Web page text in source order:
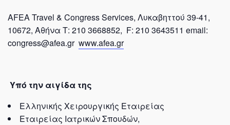
AFEA Travel & Congress Services, Λυκαβηττού 39-41,
10672, Αθήνα Τ: 210 3668852, F: 210 3643511 email:
congress@afea.gr www.afea.gr
Υπό την αιγίδα της
Ελληνικής Χειρουργικής Εταιρείας
Εταιρείας Ιατρικών Σπουδών,